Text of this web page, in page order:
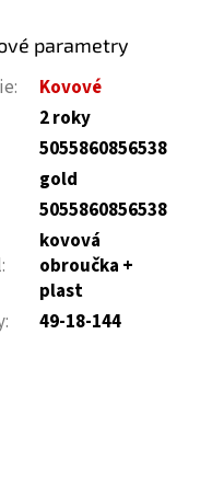
parametry
:
Kovové
2 roky
5055860856538
gold
5055860856538
:
kovová
obroučka +
plast
: 49-18-144